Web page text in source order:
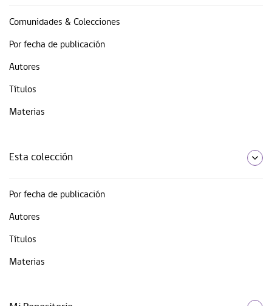
Comunidades & Colecciones
Por fecha de publicación
Autores
Títulos
Materias
Esta colección
Por fecha de publicación
Autores
Títulos
Materias